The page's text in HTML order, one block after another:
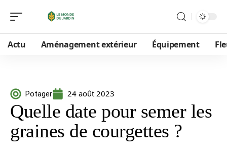
Actu Aménagement extérieur Équipement
Potager 24 août 2023
Quelle date pour semer les
graines de courgettes ?